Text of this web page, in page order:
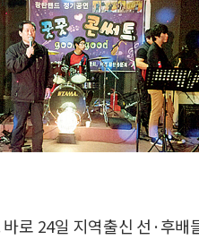
로 24일 지역출신 선·후배